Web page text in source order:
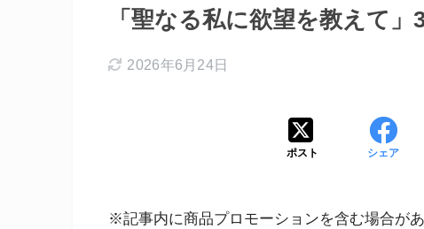
「聖なる私に欲望を教えて
2026年6月24日
ポスト シェア
※記事内に商品プロモーションを含む場合が